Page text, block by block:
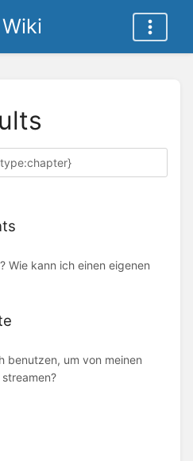
Wie kann ich einen eigenen
benutzen, um von meinen